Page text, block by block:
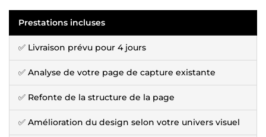
Prestations incluses
✅ Livraison prévu pour 4 jours
✅ Analyse de votre page de capture existante
✅ Refonte de la structure de la page
✅ Amélioration du design selon votre univers visuel